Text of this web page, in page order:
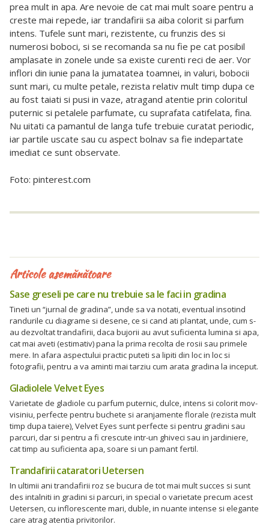
prea mult in apa. Are nevoie de cat mai mult soare pentru a
creste mai repede, iar trandafirii sa aiba colorit si parfum
intens. Tufele sunt mari, rezistente, cu frunzis des si
numerosi boboci, si se recomanda sa nu fie pe cat posibil
amplasate in zonele unde sa existe curenti reci de aer. Vor
inflori din iunie pana la jumatatea toamnei, in valuri, bobocii
sunt mari, cu multe petale, rezista relativ mult timp dupa ce
au fost taiati si pusi in vaze, atragand atentie prin coloritul
puternic si petalele parfumate, cu suprafata catifelata, fina.
Nu uitati ca pamantul de langa tufe trebuie curatat periodic,
iar partile uscate sau cu aspect bolnav sa fie indepartate
imediat ce sunt observate.
Foto: pinterest.com
Articole asemănătoare
Sase greseli pe care nu trebuie sa le faci in gradina
Tineti un “jurnal de gradina”, unde sa va notati, eventual insotind
randurile cu diagrame si desene, ce si cand ati plantat, unde, cum s-
au dezvoltat trandafirii, daca bujorii au avut suficienta lumina si apa,
cat mai aveti (estimativ) pana la prima recolta de rosii sau primele
mere. In afara aspectului practic puteti sa lipiti din loc in loc si
fotografii, pentru a va aminti mai tarziu cum arata gradina la inceput.
Gladiolele Velvet Eyes
Varietate de gladiole cu parfum puternic, dulce, intens si colorit mov-
visiniu, perfecte pentru buchete si aranjamente florale (rezista mult
timp dupa taiere), Velvet Eyes sunt perfecte si pentru gradini sau
parcuri, dar si pentru a fi crescute intr-un ghiveci sau in jardiniere,
cat timp au suficienta apa, soare si un pamant fertil.
Trandafirii cataratori Uetersen
In ultimii ani trandafirii roz se bucura de tot mai mult succes si sunt
des intalniti in gradini si parcuri, in special o varietate precum acest
Uetersen, cu inflorescente mari, duble, in nuante intense si elegante
care atrag atentia privitorilor.